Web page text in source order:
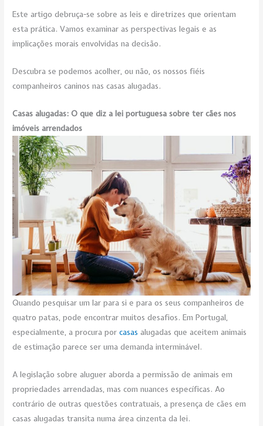
Este artigo debruça-se sobre as leis e diretrizes que orientam
esta prática. Vamos examinar as perspectivas legais e as
implicações morais envolvidas na decisão.
Descubra se podemos acolher, ou não, os nossos fiéis
companheiros caninos nas casas alugadas.
Casas alugadas: O que diz a lei portuguesa sobre ter cães nos
imóveis arrendados
Quando pesquisar um lar para si e para os seus companheiros de
quatro patas, pode encontrar muitos desafios. Em Portugal,
especialmente, a procura porcasas alugadas que aceitem animais
de estimação parece ser uma demanda interminável.
A legislação sobre aluguer aborda a permissão de animais em
propriedades arrendadas, mas com nuances específicas. Ao
contrário de outras questões contratuais, a presença de cães em
casas alugadas transita numa área cinzenta da lei.